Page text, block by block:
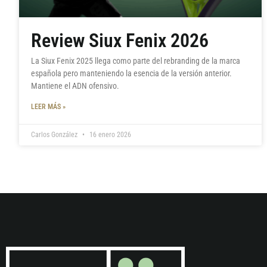
Review Siux Fenix 2026
La Siux Fenix 2025 llega como parte del rebranding de la marca
española pero manteniendo la esencia de la versión anterior.
Mantiene el ADN ofensivo.
LEER MÁS »
Carlos González 16 enero 2026